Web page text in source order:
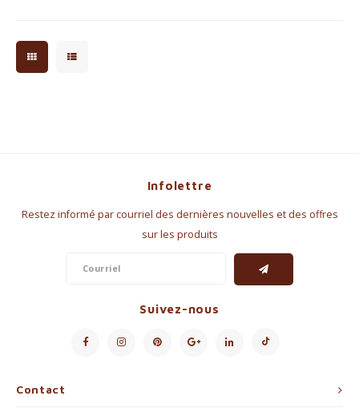
Contact
Infolettre
Restez informé par courriel des dernières nouvelles et des offres
sur les produits
Suivez-nous